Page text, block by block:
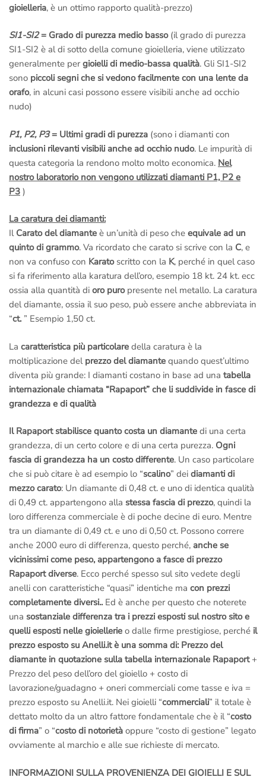
gioielleria, è un ottimo rapporto qualità-prezzo)
SI1-SI2= Grado di purezza medio basso(il grado di purezza
SI1-SI2 è al di sotto della comune gioielleria, viene utilizzato
generalmente per gioielli di medio-bassa qualità. Gli SI1-SI2
sono piccoli segni che si vedono facilmente con una lente da
orafo, in alcuni casi possono essere visibili anche ad occhio
nudo)
P1, P2, P3= Ultimi gradi di purezza (sono i diamanti con
inclusioni rilevanti visibili anche ad occhio nudo. Le impurità di
questa categoria la rendono molto molto economica. Nel
nostro laboratorio non vengono utilizzati diamanti P1, P2 e
P3 )
La caratura dei diamanti:
Il Carato del diamante è un’unità di peso che equivale ad un
quinto di grammo. Va ricordato che carato si scrive con la C, e
non va confuso con Karatoscritto con la K, perché in quel caso
si fa riferimento alla karatura dell’oro, esempio 18 kt. 24 kt. ecc
ossia alla quantità di oro puro presente nel metallo. La caratura
del diamante, ossia il suo peso, può essere anche abbreviata in
“ct. ” Esempio 1,50 ct.
La caratteristica più particolare della caratura è la
moltiplicazione del prezzo del diamante quando quest’ultimo
diventa più grande: I diamanti costano in base ad una tabella
internazionale chiamata “Rapaport” che li suddivide in fasce di
grandezza e di qualità
Il Rapaport stabilisce quanto costa un diamante di una certa
grandezza, di un certo colore e di una certa purezza. Ogni
fascia di grandezza ha un costo differente. Un caso particolare
che si può citare è ad esempio lo “scalino” dei diamanti di
mezzo carato: Un diamante di 0,48 ct. e uno di identica qualità
di 0,49 ct. appartengono alla stessa fascia di prezzo, quindi la
loro differenza commerciale è di poche decine di euro. Mentre
tra un diamante di 0,49 ct. e uno di 0,50 ct. Possono correre
anche 2000 euro di differenza, questo perché, anche se
vicinissimi come peso, appartengono a fasce di prezzo
Rapaport diverse. Ecco perché spesso sul sito vedete degli
anelli con caratteristiche “quasi” identiche ma con prezzi
completamente diversi.. Ed è anche per questo che noterete
una sostanziale differenza tra i prezzi esposti sul nostro sito e
quelli esposti nelle gioiellerie o dalle firme prestigiose, perché il
prezzo esposto su Anelli.it è una somma di: Prezzo del
diamante in quotazione sulla tabella internazionale Rapaport+
Prezzo del peso dell’oro del gioiello + costo di
lavorazione/guadagno + oneri commerciali come tasse e iva =
prezzo esposto su Anelli.it. Nei gioielli “commerciali” il totale è
dettato molto da un altro fattore fondamentale che è il “costo
di firma” o “costo di notorietà oppure “costo di gestione” legato
ovviamente al marchio e alle sue richieste di mercato.
INFORMAZIONI SULLA PROVENIENZA DEI GIOIELLI E SUL